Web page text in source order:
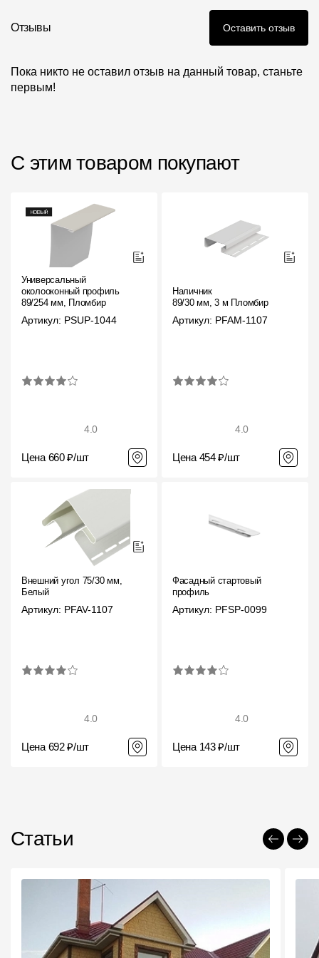
Отзывы Оставить отзыв
Пока никто не оставил отзыв на данный товар, станьте
первым!
С этим товаром покупают
Универсальный
околооконный профиль
89/254 мм, Пломбир
Артикул: PSUP-1044
4.0
Цена 660 ₽/шт
Наличник
89/30 мм, 3 м Пломбир
Артикул: PFAM-1107
4.0
Цена 454 ₽/шт
Внешний угол 75/30 мм,
Белый
Артикул: PFAV-1107
4.0
Цена 692 ₽/шт
Фасадный стартовый
профиль
Артикул: PFSP-0099
4.0
Цена 143 ₽/шт
Статьи